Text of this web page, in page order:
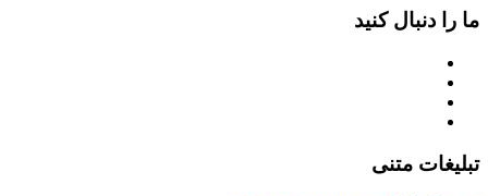
ما را دنبال کنید
تبلیغات متنی